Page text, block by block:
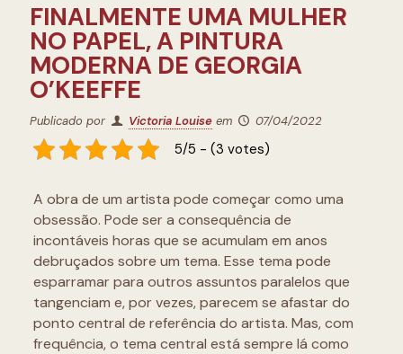
FINALMENTE UMA MULHER
NO PAPEL, A PINTURA
MODERNA DE GEORGIA
O’KEEFFE
Publicado por Victoria Louise em 07/04/2022
5/5 - (3 votes)
A obra de um artista pode começar como uma
obsessão. Pode ser a consequência de
incontáveis horas que se acumulam em anos
debruçados sobre um tema. Esse tema pode
esparramar para outros assuntos paralelos que
tangenciam e, por vezes, parecem se afastar do
ponto central de referência do artista. Mas, com
frequência, o tema central está sempre lá como